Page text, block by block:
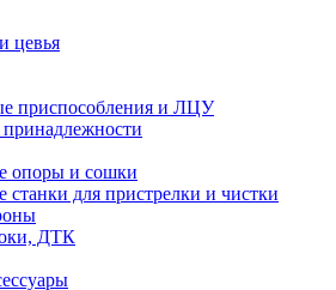
цевья
приспособления и ЛЦУ
принадлежности
опоры и сошки
станки для пристрелки и чистки
ДТК